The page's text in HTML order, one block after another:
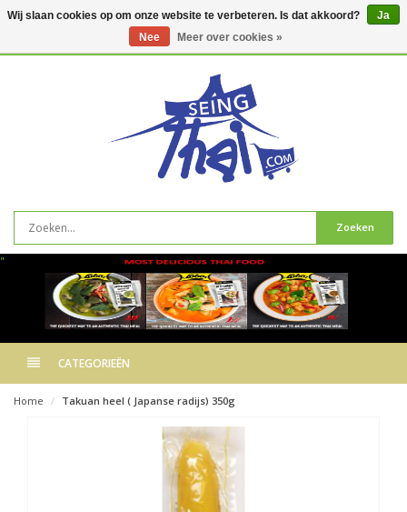
Zoeken
"
CATEGORIEËN
Home Takuan heel ( Japanse radijs) 350g
Wij slaan cookies op om onze website te verbeteren. Is dat akkoord?
Ja
Nee
Meer over cookies »